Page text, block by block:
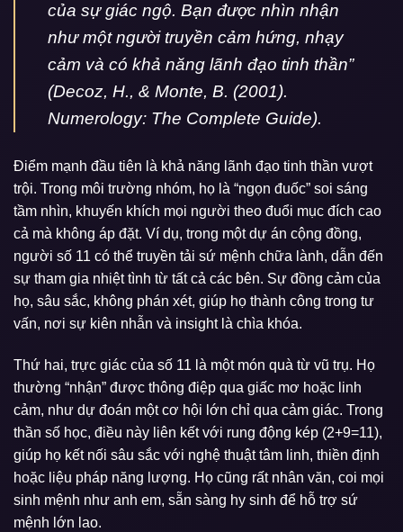
của sự giác ngộ. Bạn được nhìn nhận
như một người truyền cảm hứng, nhạy
cảm và có khả năng lãnh đạo tinh thần”
(Decoz, H., & Monte, B. (2001).
Numerology: The Complete Guide).
Điểm mạnh đầu tiên là khả năng lãnh đạo tinh thần vượt
trội. Trong môi trường nhóm, họ là “ngọn đuốc” soi sáng
tầm nhìn, khuyến khích mọi người theo đuổi mục đích cao
cả mà không áp đặt. Ví dụ, trong một dự án cộng đồng,
người số 11 có thể truyền tải sứ mệnh chữa lành, dẫn đến
sự tham gia nhiệt tình từ tất cả các bên. Sự đồng cảm của
họ, sâu sắc, không phán xét, giúp họ thành công trong tư
vấn, nơi sự kiên nhẫn và insight là chìa khóa.
Thứ hai, trực giác của số 11 là một món quà từ vũ trụ. Họ
thường “nhận” được thông điệp qua giấc mơ hoặc linh
cảm, như dự đoán một cơ hội lớn chỉ qua cảm giác. Trong
thần số học, điều này liên kết với rung động kép (2+9=11),
giúp họ kết nối sâu sắc với nghệ thuật tâm linh, thiền định
hoặc liệu pháp năng lượng. Họ cũng rất nhân văn, coi mọi
sinh mệnh như anh em, sẵn sàng hy sinh để hỗ trợ sứ
mệnh lớn lao.